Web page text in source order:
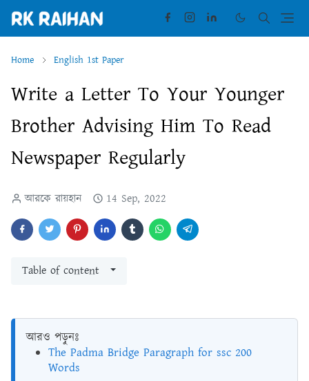
Home English 1st Paper
Write a Letter To Your Younger
Brother Advising Him To Read
Newspaper Regularly
আরকে রায়হান 14 Sep, 2022
Table of content
আরও পড়ুনঃ
The Padma Bridge Paragraph for ssc 200
Words